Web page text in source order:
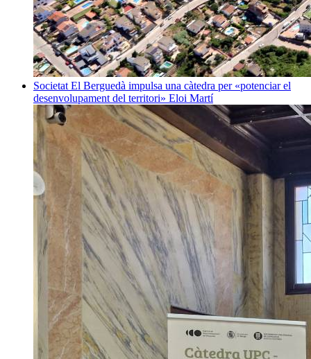
Societat El Berguedà impulsa una càtedra per «potenciar el
desenvolupament del territori» Eloi Martí